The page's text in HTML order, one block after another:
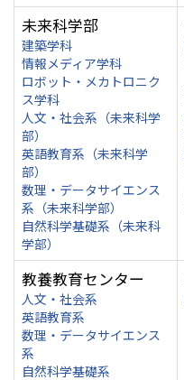
未来科学部
建築学科
情報メディア学科
ロボット・メカトロニク
ス学科
人文・社会系（未来科学
部）
英語教育系（未来科学
部）
数理・データサイエンス
系（未来科学部）
自然科学基礎系（未来科
学部）
教養教育センター
人文・社会系
英語教育系
数理・データサイエンス
系
自然科学基礎系